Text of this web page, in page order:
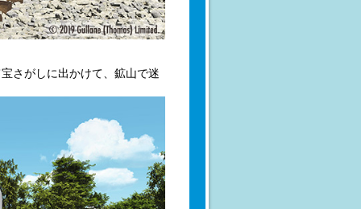
さがしに出かけて、鉱山で迷